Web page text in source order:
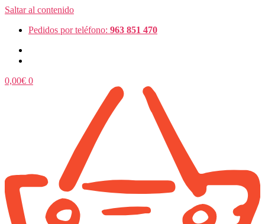
Saltar al contenido
Pedidos por teléfono: 963 851 470
0,00€ 0